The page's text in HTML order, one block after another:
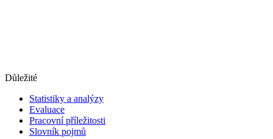
Důležité
Statistiky a analýzy
Evaluace
Pracovní příležitosti
Slovník pojmů